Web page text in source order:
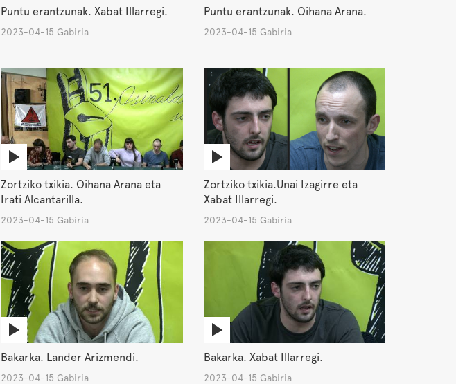
Puntu erantzunak. Xabat Illarregi.
2023-04-15 Gabiria
Puntu erantzunak. Oihana Arana.
2023-04-15 Gabiria
Zortziko txikia. Oihana Arana eta
Irati Alcantarilla.
2023-04-15 Gabiria
Zortziko txikia.Unai Izagirre eta
Xabat Illarregi.
2023-04-15 Gabiria
Bakarka. Lander Arizmendi.
2023-04-15 Gabiria
Bakarka. Xabat Illarregi.
2023-04-15 Gabiria